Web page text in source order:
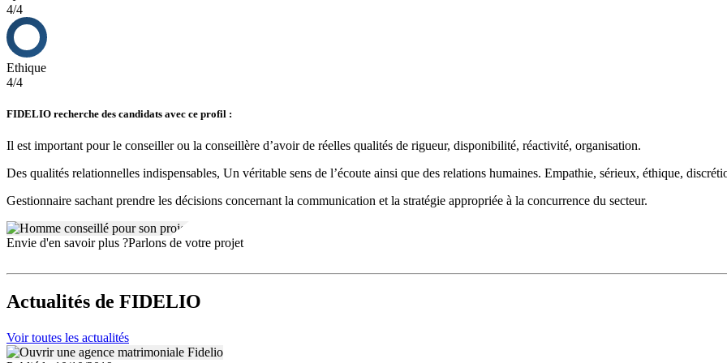
4/4
Ethique
4/4
FIDELIO recherche des candidats avec ce profil :
Il est important pour le conseiller ou la conseillère d’avoir de réelles qualités de rigueur, disponibilité, réactivité, organisation.
Des qualités relationnelles indispensables, Un véritable sens de l’écoute ainsi que des relations humaines. Empathie, sérieux, éthique,
Gestionnaire sachant prendre les décisions concernant la communication et la stratégie appropriée à la concurrence du secteur.
Envie d'en savoir plus ?Parlons de votre projet
Actualités de FIDELIO
Voir toutes les actualités